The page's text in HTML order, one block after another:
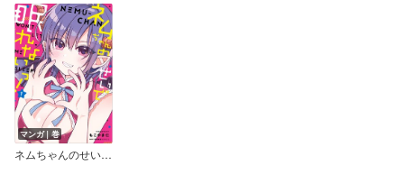
マンガ｜巻
ネムちゃんのせいで眠れないっ！